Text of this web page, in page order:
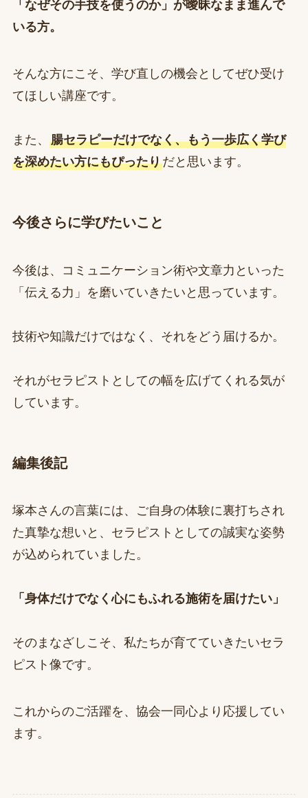
「なぜその手技を使うのか」が曖昧なまま進んで
いる方。
そんな方にこそ、学び直しの機会としてぜひ受け
てほしい講座です。
また、 腸セラピーだけでなく、もう一歩広く学び
を深めたい方にもぴったりだと思います。
今後さらに学びたいこと
今後は、コミュニケーション術や文章力といった
「伝える力」を磨いていきたいと思っています。
技術や知識だけではなく、それをどう届けるか。
それがセラピストとしての幅を広げてくれる気が
しています。
編集後記
塚本さんの言葉には、ご自身の体験に裏打ちされ
た真摯な想いと、セラピストとしての誠実な姿勢
が込められていました。
「身体だけでなく心にもふれる施術を届けたい」
そのまなざしこそ、私たちが育てていきたいセラ
ピスト像です。
これからのご活躍を、協会一同心より応援してい
ます。